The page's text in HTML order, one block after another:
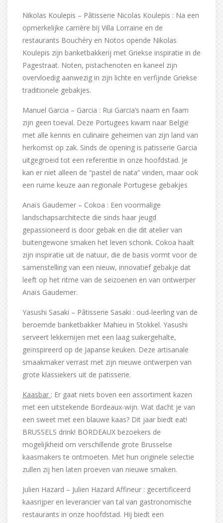
Nikolas Koulepis – Pâtisserie Nicolas Koulepis : Na een
opmerkelijke carrière bij Villa Lorraine en de
restaurants Bouchéry en Notos opende Nikolas
Koulepis zijn banketbakkerij met Griekse inspiratie in de
Pagestraat. Noten, pistachenoten en kaneel zijn
overvloedig aanwezig in zijn lichte en verfijnde Griekse
traditionele gebakjes.
Manuel Garcia – Garcia : Rui Garcia’s naam en faam
zijn geen toeval. Deze Portugees kwam naar België
met alle kennis en culinaire geheimen van zijn land van
herkomst op zak. Sinds de opening is patisserie Garcia
uitgegroeid tot een referentie in onze hoofdstad. Je
kan er niet alleen de “pastel de nata” vinden, maar ook
een ruime keuze aan regionale Portugese gebakjes
Anaïs Gaudemer – Cokoa : Een voormalige
landschapsarchitecte die sinds haar jeugd
gepassioneerd is door gebak en die dit atelier van
buitengewone smaken het leven schonk. Cokoa haalt
zijn inspiratie uit de natuur, die de basis vormt voor de
samenstelling van een nieuw, innovatief gebakje dat
leeft op het ritme van de seizoenen en van ontwerper
Anaïs Gaudemer.
Yasushi Sasaki – Pâtisserie Sasaki : oud-leerling van de
beroemde banketbakker Mahieu in Stokkel. Yasushi
serveert lekkernijen met een laag suikergehalte,
geïnspireerd op de Japanse keuken. Deze artisanale
smaakmaker verrast met zijn nieuwe ontwerpen van
grote klassiekers uit de patisserie.
Kaasbar : Er gaat niets boven een assortiment kazen
met een uitstekende Bordeaux-wijn. Wat dacht je van
een sweet met een blauwe kaas? Dit jaar biedt eat!
BRUSSELS drink! BORDEAUX bezoekers de
mogelijkheid om verschillende grote Brusselse
kaasmakers te ontmoeten. Met hun originele selectie
zullen zij hen laten proeven van nieuwe smaken.
Julien Hazard – Julien Hazard Affineur : gecertificeerd
kaasrijper en leverancier van tal van gastronomische
restaurants in onze hoofdstad. Hij biedt een